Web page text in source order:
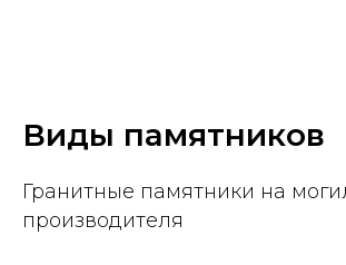
Виды памятников
Гранитные памятники на
производителя